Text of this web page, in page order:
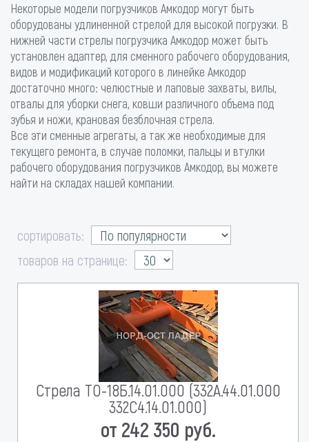
Некоторые модели погрузчиков Амкодор могут быть
оборудованы удлиненной стрелой для высокой погрузки. В
нижней части стрелы погрузчика Амкодор может быть
установлен адаптер, для сменного рабочего оборудования,
видов и модификаций которого в линейке Амкодор
достаточно много: челюстные и лаповые захваты, вилы,
отвалы для уборки снега, ковши различного объема под
зубья и ножи, крановая безблочная стрела.
Все эти сменные агрегаты, а так же необходимые для
текущего ремонта, в случае поломки, пальцы и втулки
рабочего оборудования погрузчиков Амкодор, вы можете
найти на складах нашей компании.
сортировать:
товаров на странице:
Стрела ТО-18Б.14.01.000 (332А.44.01.000
332С4.14.01.000)
от 242 350 руб.